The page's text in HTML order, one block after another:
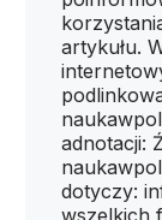
artykułu.
adnotacji:
dotyczy: